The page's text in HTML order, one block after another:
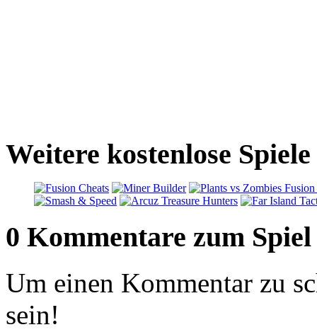
Weitere kostenlose
0 Kommentare zum Spiel
Um einen Kommentar zu
sein!